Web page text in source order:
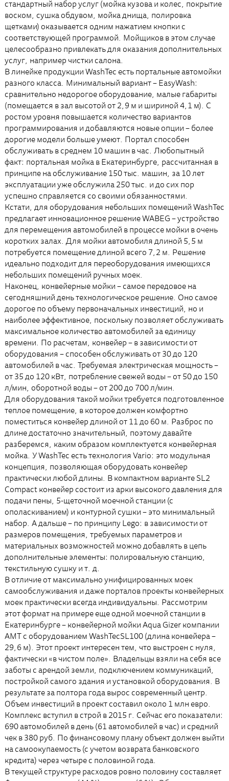
стандартный набор услуг (мойка кузова и колес, покрытие
воском, сушка обдувом, мойка днища, полировка
щетками) оказывается одним нажатием кнопки с
соответствующей программой. Мойщиков в этом случае
целесообразно привлекать для оказания дополнительных
услуг, например чистки салона.
В линейке продукции WashTec есть портальные автомойки
разного класса. Минимальный вариант – EasyWash:
сравнительно недорогое оборудование, малые габариты
(помещается в зал высотой от 2,9 м и шириной 4,1 м). С
ростом уровня повышается количество вариантов
программирования и добавляются новые опции – более
дорогие модели больше умеют. Портал способен
обслуживать в среднем 10 машин в час. Любопытный
факт: портальная мойка в Екатеринбурге, рассчитанная в
принципе на обслуживание 150 тыс. машин, за 10 лет
эксплуатации уже обслужила 250 тыс. и до сих пор
успешно справляется со своими обязанностями.
Кстати, для оборудования небольших помещений WashTec
предлагает инновационное решение WABEG – устройство
для перемещения автомобилей в процессе мойки в очень
коротких залах. Для мойки автомобиля длиной 5,5 м
потребуется помещение длиной всего 7,2 м. Решение
идеально подходит для переоборудования имеющихся
небольших помещений ручных моек.
Наконец, конвейерные мойки – самое передовое на
сегодняшний день технологическое решение. Оно самое
дорогое по объему первоначальных инвестиций, но и
наиболее эффективное, поскольку позволяет обслуживать
максимальное количество автомобилей за единицу
времени. По расчетам, конвейер – в зависимости от
оборудования – способен обслуживать от 30 до 120
автомобилей в час. Требуемая электрическая мощность –
от 35 до 120 кВт, потребление свежей воды – от 50 до 150
л/мин, оборотной воды – от 200 до 700 л/мин.
Для оборудования такой мойки требуется подготовленное
теплое помещение, в которое должен комфортно
поместиться конвейер длиной от 11 до 60 м. Разброс по
длине достаточно значительный, поэтому давайте
разберемся, каким образом комплектуется конвейерная
мойка. У WashTec есть технология Vario: это модульная
концепция, позволяющая оборудовать конвейер
практически любой длины. В компактном варианте SL2
Compact конвейер состоит из арки высокого давления для
подачи пены, 5-щеточной моечной станции (с
ополаскиванием) и контурной сушки – это минимальный
набор. А дальше – по принципу Lego: в зависимости от
размеров помещения, требуемых параметров и
материальных возможностей можно добавлять в цепь
дополнительные элементы: полировальную станцию,
текстильную сушку и т. д.
В отличие от максимально унифицированных моек
самообслуживания и даже порталов проекты конвейерных
моек практически всегда индивидуальны. Рассмотрим
этот формат на примере еще одной моечной станции в
Екатеринбурге – конвейерной мойки Aqua Gizer компании
АМТ с оборудованием WashTecSL100 (длина конвейера –
29,6 м). Этот проект интересен тем, что выстроен с нуля,
фактически «в чистом поле». Владельцы взяли на себя все
заботы с арендой земли, подключением коммуникаций,
постройкой самого здания и установкой оборудования. В
результате за полтора года вырос современный центр.
Объем инвестиций в проект составил около 1 млн евро.
Комплекс вступил в строй в 2015 г. Сейчас его показатели:
690 автомобилей в день (61 автомобилей в час) и средний
чек в 380 руб. По финансовому плану объект должен выйти
на самоокупаемость (с учетом возврата банковского
кредита) через четыре с половиной года.
В текущей структуре расходов ровно половину составляет